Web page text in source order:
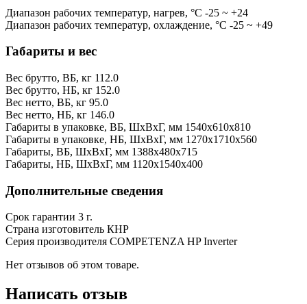
Диапазон рабочих температур, нагрев, °C -25 ~ +24
Диапазон рабочих температур, охлаждение, °C -25 ~ +49
Габариты и вес
Вес брутто, ВБ, кг 112.0
Вес брутто, НБ, кг 152.0
Вес нетто, ВБ, кг 95.0
Вес нетто, НБ, кг 146.0
Габариты в упаковке, ВБ, ШxВxГ, мм 1540x610x810
Габариты в упаковке, НБ, ШxВxГ, мм 1270x1710x560
Габариты, ВБ, ШxВxГ, мм 1388x480x715
Габариты, НБ, ШxВxГ, мм 1120x1540x400
Дополнительные сведения
Срок гарантии 3 г.
Страна изготовитель КНР
Серия производителя COMPETENZA HP Inverter
Нет отзывов об этом товаре.
Написать отзыв